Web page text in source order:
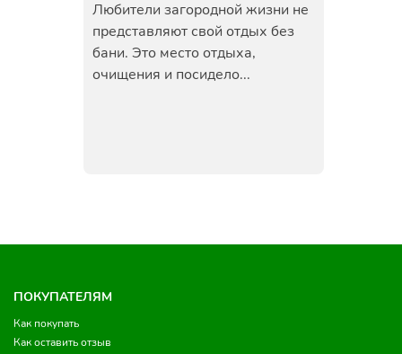
Любители загородной жизни не
представляют свой отдых без
бани. Это место отдыха,
очищения и посидело...
ПОКУПАТЕЛЯМ
Как покупать
Как оставить отзыв